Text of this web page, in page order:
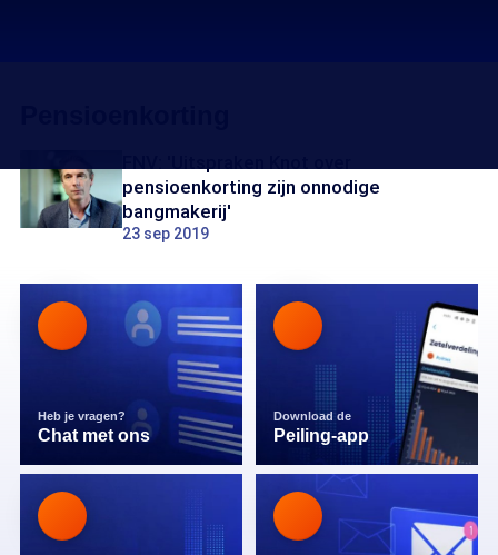
pensioenkorting zijn onnodige
bangmakerij'
23 sep 2019
Heb je vragen?
Chat met ons
Download de
Peiling-app